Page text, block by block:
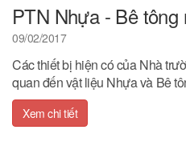
PTN Nhựa - Bê tông
09/02/2017
Các thiết bị hiện có của Nhà
quan đến vật liệu Nhựa và Bê
Xem chi tiết